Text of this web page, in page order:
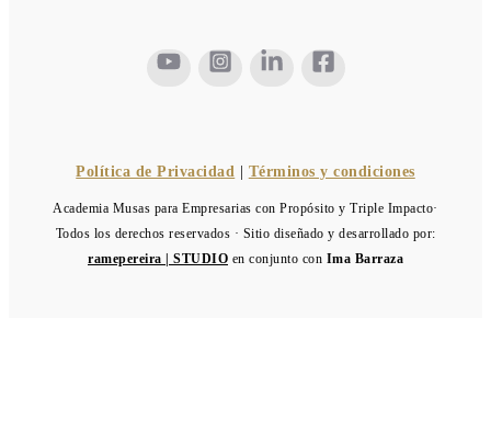
Política de Privacidad | Términos y condiciones
Academia Musas para Empresarias con Propósito y Triple Impacto·
Todos los derechos reservados · Sitio diseñado y desarrollado por:
ramepereira | STUDIO en conjunto con Ima Barraza